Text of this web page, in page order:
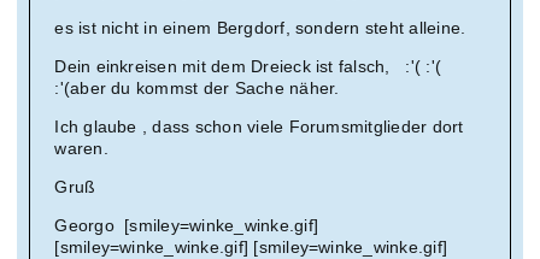
es ist nicht in einem Bergdorf, sondern steht alleine.
Dein einkreisen mit dem Dreieck ist falsch, :'( :'(
:'(aber du kommst der Sache näher.
Ich glaube , dass schon viele Forumsmitglieder dort
waren.
Gruß
Georgo [smiley=winke_winke.gif]
[smiley=winke_winke.gif] [smiley=winke_winke.gif]